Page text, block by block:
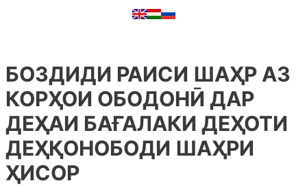
БОЗДИДИ РАИСИ ШАҲР АЗ
КОРҲОИ ОБОДОНӢ ДАР
ДЕҲАИ БАҒАЛАКИ ДЕҲОТИ
ДЕҲҚОНОБОДИ ШАҲРИ
ҲИСОР